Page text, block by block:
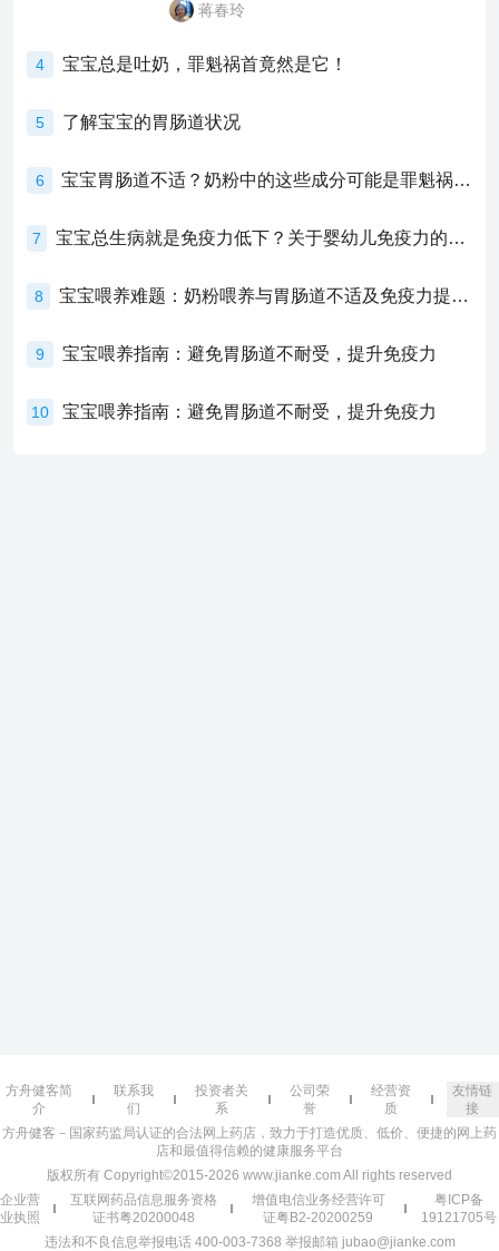
蒋春玲
4 宝宝总是吐奶，罪魁祸首竟然是它！
5 了解宝宝的胃肠道状况
6 宝宝胃肠道不适？奶粉中的这些成分可能是罪魁祸首！
7 宝宝总生病就是免疫力低下？关于婴幼儿免疫力的真相，家长必须了解！
8 宝宝喂养难题：奶粉喂养与胃肠道不适及免疫力提升的奥秘
9 宝宝喂养指南：避免胃肠道不耐受，提升免疫力
10 宝宝喂养指南：避免胃肠道不耐受，提升免疫力
方舟健客简
介
联系我
们
投资者关
系
公司荣
誉
经营资
质
友情链
接
方舟健客－国家药监局认证的合法网上药店，致力于打造优质、低价、便捷的网上药
店和最值得信赖的健康服务平台
版权所有 Copyright©2015-2026 www.jianke.com All rights reserved
企业营
业执照
互联网药品信息服务资格
证书粤20200048
增值电信业务经营许可
证粤B2-20200259
粤ICP备
19121705号
违法和不良信息举报电话 400-003-7368 举报邮箱 jubao@jianke.com